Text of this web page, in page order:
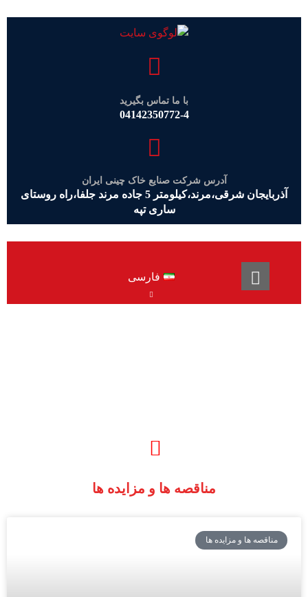
با ما تماس بگیرید
04142350772-4
آدرس شرکت صنایع خاک چینی ایران
آذربایجان شرقی،مرند،کیلومتر 5 جاده مرند جلفا،راه روستای
ساری تپه
فارسی
مناقصه ها و مزایده ها
مناقصه ها و مزایده ها